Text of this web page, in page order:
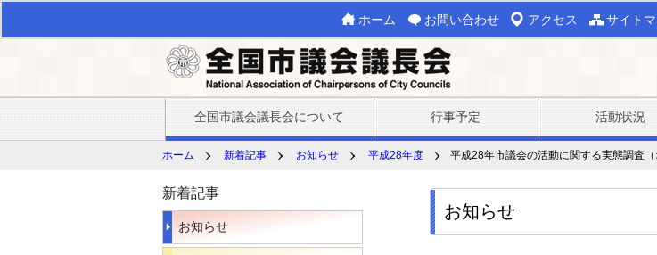
ホーム お問い合わせ アクセス サイト
全国市議会議長会について 行事予定 活動状況
ホーム 新着記事 お知らせ 平成28年度 平成28年市議会の活動に関する実態調査
新着記事
お知らせ
お知らせ